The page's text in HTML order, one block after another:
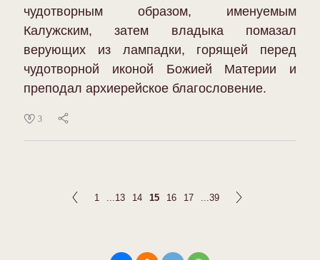
чудотворным образом, именуемым
Калужским, затем владыка помазал
верующих из лампадки, горящей перед
чудотворной иконой Божией Материи и
преподал архиерейское благословение.
3
1 13 14 15 16 17 39